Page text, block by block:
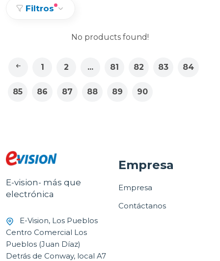
Filtros
No products found!
1 2 ... 81 82 83 84
85 86 87 88 89 90
E-vision- más que
electrónica
E-Vision, Los Pueblos
Centro Comercial Los
Pueblos (Juan Díaz)
Detrás de Conway, local A7
Empresa
Empresa
Contáctanos